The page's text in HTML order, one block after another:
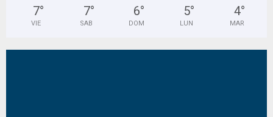
7°
VIE
7°
SAB
6°
DOM
5°
LUN
4°
MAR